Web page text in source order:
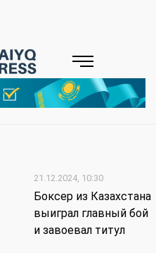
21.12.2024, 10:30
Боксер из Казахстана
выиграл главный бой
и завоевал титул